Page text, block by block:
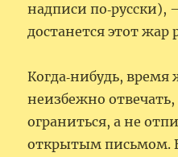
надписи по‑русски),
достанется этот жар
Когда‑нибудь, время
неизбежно
ограниться, а не
открытым письмом.